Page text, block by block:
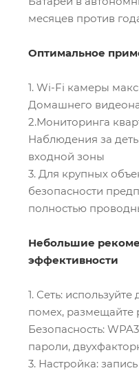
месяцев против
Оптимальное
1. Wi-Fi камеры
Домашнего
2.Мониторинга
Наблюдения за
входной зоны
3. Для крупных
безопасности
полностью
Небольшие
эффективности
1. Сеть:
помех, размещайте
Безопасность:
пароли,
3. Настройка: